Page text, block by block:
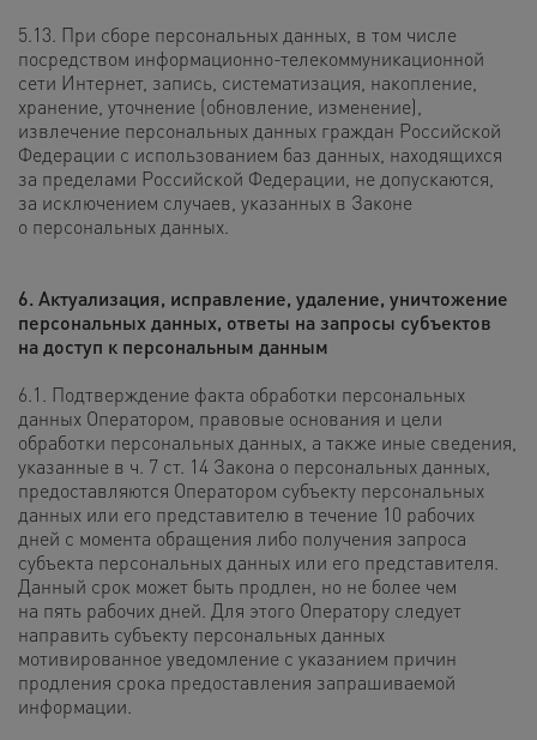
5.13. При сборе персональных данных, в том числе
посредством информационно-телекоммуникационной
сети Интернет, запись, систематизация, накопление,
хранение, уточнение (обновление, изменение),
извлечение персональных данных граждан Российской
Федерации с использованием баз данных, находящихся
за пределами Российской Федерации, не допускаются,
за исключением случаев, указанных в Законе
о персональных данных.
6. Актуализация, исправление, удаление, уничтожение
персональных данных, ответы на запросы субъектов
на доступ к персональным данным
6.1. Подтверждение факта обработки персональных
данных Оператором, правовые основания и цели
обработки персональных данных, а также иные сведения,
указанные в ч. 7 ст. 14 Закона о персональных данных,
предоставляются Оператором субъекту персональных
данных или его представителю в течение 10 рабочих
дней с момента обращения либо получения запроса
субъекта персональных данных или его представителя.
Данный срок может быть продлен, но не более чем
на пять рабочих дней. Для этого Оператору следует
направить субъекту персональных данных
мотивированное уведомление с указанием причин
продления срока предоставления запрашиваемой
информации.